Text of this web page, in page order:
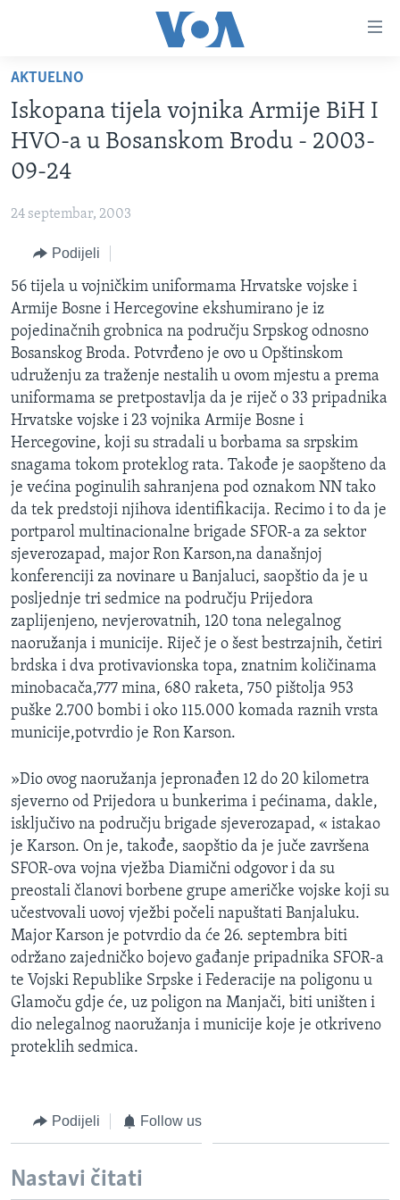
glavni
sadržaj
Pređi
na
glavnu
Idi
pretragu
TV PROGRAM
VIDEO
FOTOGRAFIJE DANA
SJEDINJENE AMERIČKE DRŽAVE
BOSNA I HERCEGOVINA
SVIJET
NAUKA I TEHNOLOGIJA
SPECIJALNI PROJEKTI
KORUPCIJA
SLOBODA MEDIJA
ŽENSKA STRANA
IZBJEGLIČKA STRANA
MAGAZIN
O GLASU AMERIKE
Learning English
PRATITE NAS
Jezici
AKTUELNO
Iskopana tijela vojnika Armije BiH I
HVO-a u Bosanskom Brodu - 2003-
09-24
24 septembar, 2003
Podijeli
56 tijela u vojničkim uniformama Hrvatske vojske i
Armije Bosne i Hercegovine ekshumirano je iz
pojedinačnih grobnica na području Srpskog odnosno
Bosanskog Broda. Potvrđeno je ovo u Opštinskom
udruženju za traženje nestalih u ovom mjestu a prema
uniformama se pretpostavlja da je riječ o 33 pripadnika
Hrvatske vojske i 23 vojnika Armije Bosne i
Hercegovine, koji su stradali u borbama sa srpskim
snagama tokom proteklog rata. Takođe je saopšteno da
je većina poginulih sahranjena pod oznakom NN tako
da tek predstoji njihova identifikacija. Recimo i to da je
portparol multinacionalne brigade SFOR-a za sektor
sjeverozapad, major Ron Karson,na današnjoj
konferenciji za novinare u Banjaluci, saopštio da je u
posljednje tri sedmice na području Prijedora
zaplijenjeno, nevjerovatnih, 120 tona nelegalnog
naoružanja i municije. Riječ je o šest bestrzajnih, četiri
brdska i dva protivavionska topa, znatnim količinama
minobacača,777 mina, 680 raketa, 750 pištolja 953
puške 2.700 bombi i oko 115.000 komada raznih vrsta
municije,potvrdio je Ron Karson.
»Dio ovog naoružanja jepronađen 12 do 20 kilometra
sjeverno od Prijedora u bunkerima i pećinama, dakle,
isključivo na području brigade sjeverozapad, « istakao
je Karson. On je, takođe, saopštio da je juče završena
SFOR-ova vojna vježba Diamični odgovor i da su
preostali članovi borbene grupe američke vojske koji su
učestvovali uovoj vježbi počeli napuštati Banjaluku.
Major Karson je potvrdio da će 26. septembra biti
održano zajedničko bojevo gađanje pripadnika SFOR-a
te Vojski Republike Srpske i Federacije na poligonu u
Glamoču gdje će, uz poligon na Manjači, biti uništen i
dio nelegalnog naoružanja i municije koje je otkriveno
proteklih sedmica.
Podijeli Follow us
Nastavi čitati